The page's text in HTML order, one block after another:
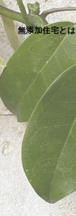
無添加住宅とは